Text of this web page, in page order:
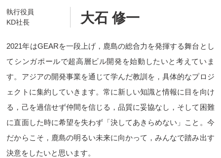
執行役員
KD社長
大石 修一
2021年はGEARを一段上げ，鹿島の総合力を発揮する舞台とし
てシンガポールで超高層ビル開発を始動したいと考えていま
す。アジアの開発事業を通じて学んだ教訓を，具体的なプロジ
ェクトに集約していきます。常に新しい知識と情報に目を向け
る，己を過信せず仲間を信じる，品質に妥協なし，そして困難
に直面した時に希望を失わず「決してあきらめない」こと。今
だからこそ，鹿島の明るい未来に向かって，みんなで踏み出す
決意をしたいと思います。